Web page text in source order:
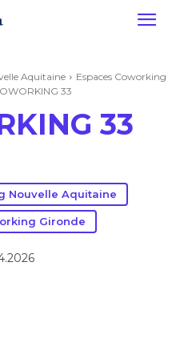
Aquitaine
Espaces Coworking
33
33
Nouvelle Aquitaine
Gironde